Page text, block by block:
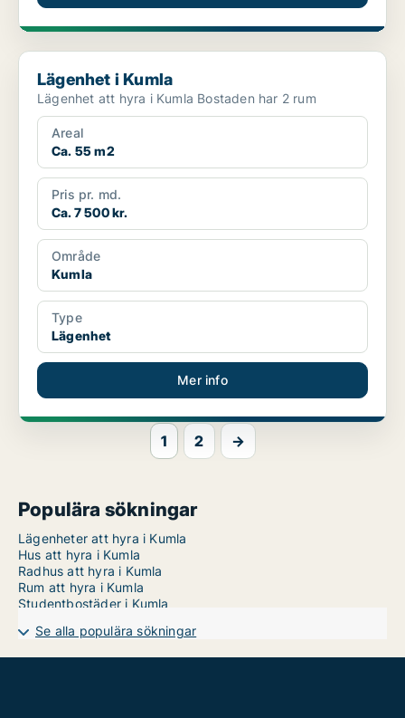
Lägenhet i Kumla
Lägenhet i Kumla
Lägenhet att hyra i Kumla Bostaden har 2 rum
Areal
Ca. 55 m2
Pris pr. md.
Ca. 7 500 kr.
Område
Kumla
Type
Lägenhet
Mer info
1 2 →
Populära sökningar
Lägenheter att hyra i Kumla
Hus att hyra i Kumla
Radhus att hyra i Kumla
Rum att hyra i Kumla
Studentbostäder i Kumla
Se alla populära sökningar